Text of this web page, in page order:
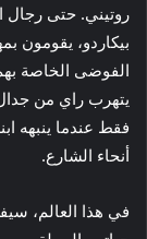
روتيني. حتى رجال
بيكاردو، يقومون
الفوضى الخاصة
يتهرب راي من
فقط عندما ينبهه
أنحاء الشارع.
في هذا العالم،